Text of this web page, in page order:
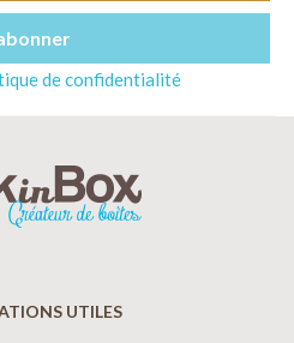
de confidentialité
UTILES